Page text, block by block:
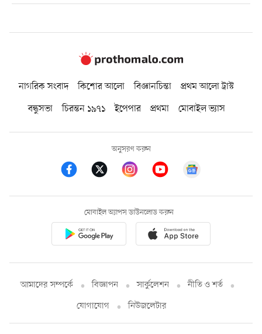
নাগরিক সংবাদ কিশোর আলো বিজ্ঞানচিন্তা
প্রথম আলো ট্রাস্ট
বন্ধুসভা
চিরন্তন ১৯৭১ ইপেপার প্রথমা মোবাইল ভ্যাস
অনুসরণ করুন
মোবাইল অ্যাপস ডাউনলোড করুন
আমাদের সম্পর্কে বিজ্ঞাপন সার্কুলেশন
নীতি ও শর্ত
যোগাযোগ
নিউজলেটার